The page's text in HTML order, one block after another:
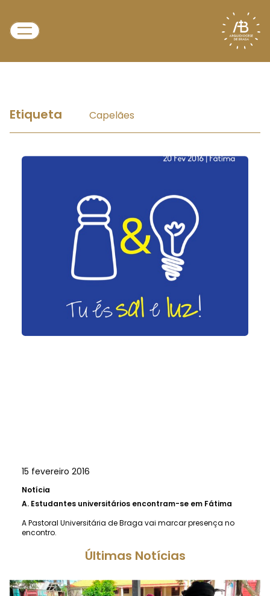
Etiqueta Capelães
15 fevereiro 2016
Notícia
A. Estudantes universitários encontram-se em Fátima
A Pastoral Universitária de Braga vai marcar presença no
encontro.
Últimas Notícias